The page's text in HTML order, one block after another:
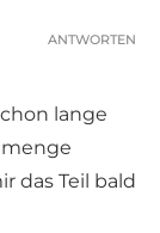
lange
das Teil bald
ANTWORTEN